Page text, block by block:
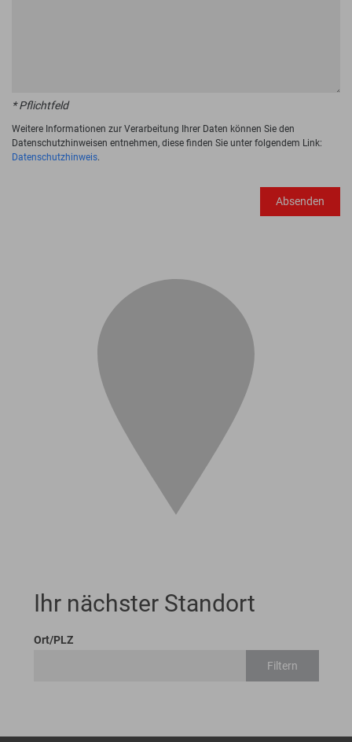
* Pflichtfeld
Weitere Informationen zur Verarbeitung Ihrer Daten können Sie den
Datenschutzhinweisen entnehmen, diese finden Sie unter folgendem Link:
Datenschutzhinweis.
Absenden
Ihr nächster Standort
Ort/PLZ
Filtern